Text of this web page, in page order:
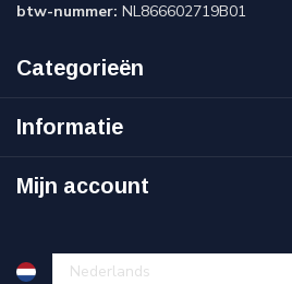
btw-nummer: NL866602719B01
Categorieën
Informatie
Mijn account